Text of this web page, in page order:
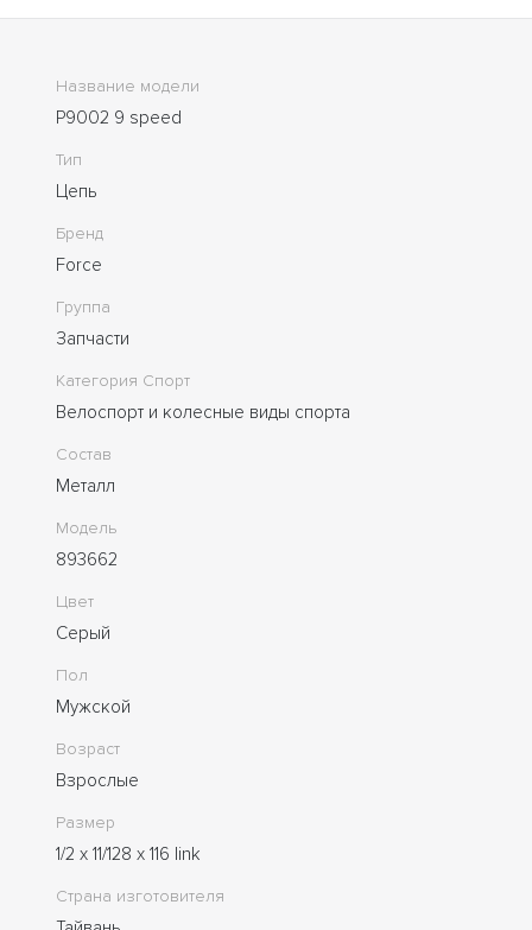
Название модели
P9002 9 speed
Тип
Цепь
Бренд
Force
Группа
Запчасти
Категория Спорт
Велоспорт и колесные виды спорта
Состав
Металл
Модель
893662
Цвет
Серый
Пол
Мужской
Возраст
Взрослые
Размер
1/2 x 11/128 x 116 link
Страна изготовителя